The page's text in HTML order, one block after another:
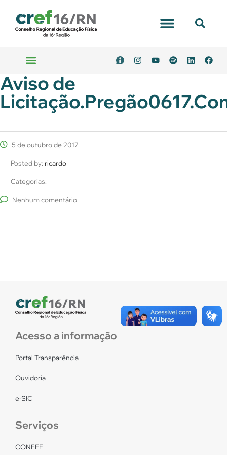
Aviso de
5 de outubro de 2017
Posted by: ricardo
Categorias:
Nenhum comentário
Acesso a informação
Portal Transparência
Ouvidoria
e-SIC
Serviços
CONFEF